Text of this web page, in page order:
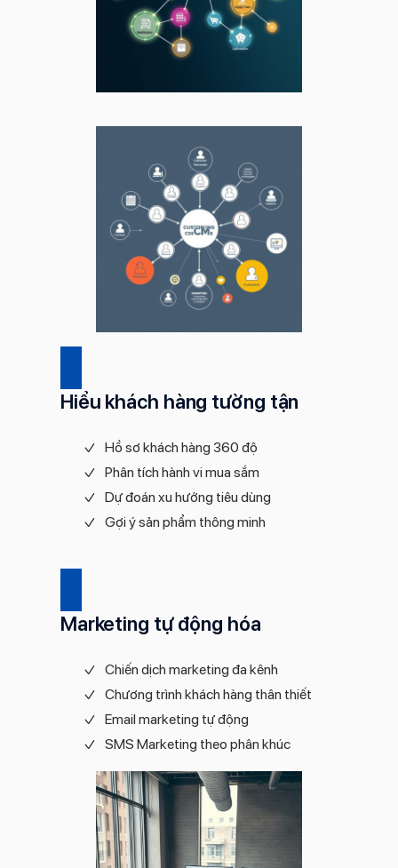
Hiểu khách hàng tường tận
Hồ sơ khách hàng 360 độ
Phân tích hành vi mua sắm
Dự đoán xu hướng tiêu dùng
Gợi ý sản phẩm thông minh
Marketing tự động hóa
Chiến dịch marketing đa kênh
Chương trình khách hàng thân thiết
Email marketing tự động
SMS Marketing theo phân khúc